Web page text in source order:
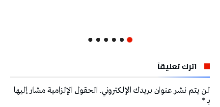
اترك تعليقاً
لن يتم نشر عنوان بريدك الإلكتروني. الحقول الإلزامية مشار إليها
بـ*